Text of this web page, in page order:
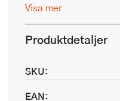
Visa mer
Produktdetaljer
SKU:
EAN: